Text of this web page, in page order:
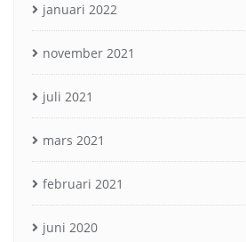
januari 2022
november 2021
juli 2021
mars 2021
februari 2021
juni 2020